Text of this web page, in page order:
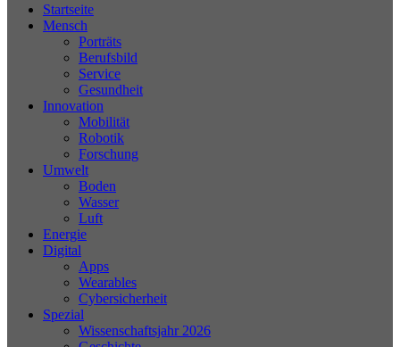
Startseite
Mensch
Porträts
Berufsbild
Service
Gesundheit
Innovation
Mobilität
Robotik
Forschung
Umwelt
Boden
Wasser
Luft
Energie
Digital
Apps
Wearables
Cybersicherheit
Spezial
Wissenschaftsjahr 2026